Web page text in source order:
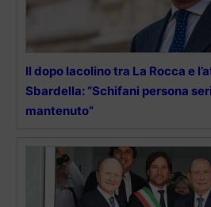
Il dopo Iacolino tra La Rocca e
Sbardella: “Schifani persona
mantenuto”